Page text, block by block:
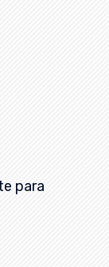
para